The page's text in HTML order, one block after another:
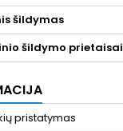
šildymas
šildymo prietaisai
pristatymas